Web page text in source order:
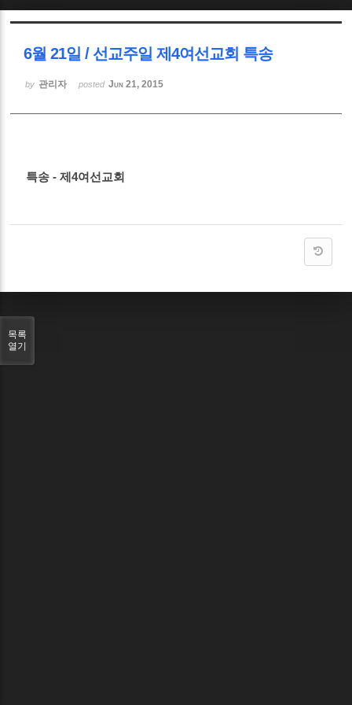
6월 21일 / 선교주일 제4여선교회 특송
by 관리자 posted Jun 21, 2015
특송 - 제4여선교회
목록
열기
Sketchbook5, 스케치북5
Sketchbook5, 스케치북5